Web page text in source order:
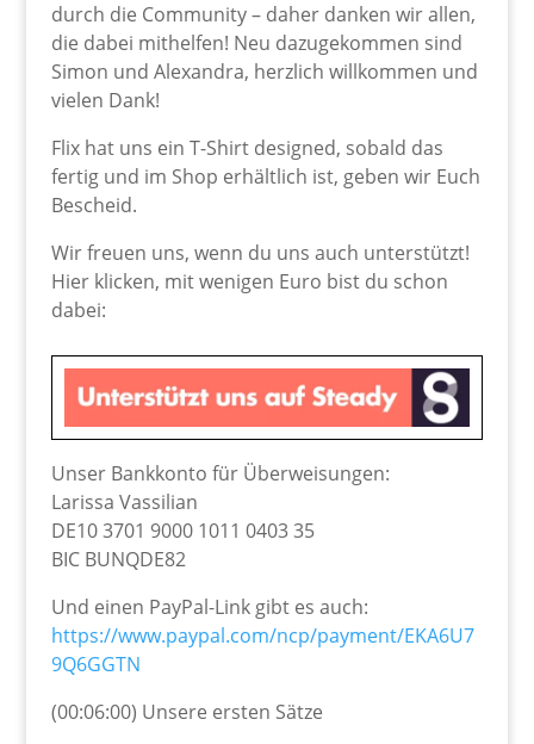
durch die Community – daher danken wir allen,
die dabei mithelfen! Neu dazugekommen sind
Simon und Alexandra, herzlich willkommen und
vielen Dank!
Flix hat uns ein T-Shirt designed, sobald das
fertig und im Shop erhältlich ist, geben wir Euch
Bescheid.
Wir freuen uns, wenn du uns auch unterstützt!
Hier klicken, mit wenigen Euro bist du schon
dabei:
Unser Bankkonto für Überweisungen:
Larissa Vassilian
DE10 3701 9000 1011 0403 35
BIC BUNQDE82
Und einen PayPal-Link gibt es auch:
https://www.paypal.com/ncp/payment/EKA6U7
9Q6GGTN
(00:06:00) Unsere ersten Sätze